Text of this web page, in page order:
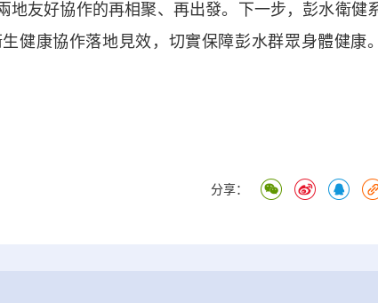
友好協作的再相聚、再出發。下一步，彭水衛健
健康協作落地見效，切實保障彭水群眾身體健康。
分享：